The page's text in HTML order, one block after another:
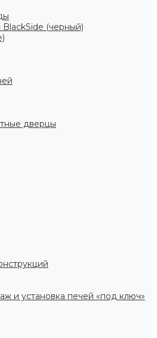
(черный)
дверцы
и установка печей «под ключ»